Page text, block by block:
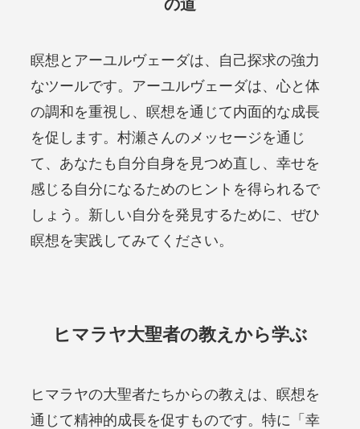
の道
瞑想とアーユルヴェーダは、自己探求の強力
なツールです。アーユルヴェーダは、心と体
の調和を重視し、瞑想を通じて内面的な成長
を促します。村瀬さんのメッセージを通じ
て、あなたも自分自身を見つめ直し、幸せを
感じる自分になるためのヒントを得られるで
しょう。新しい自分を発見するために、ぜひ
瞑想を実践してみてください。
ヒマラヤ大聖者の教えから学ぶ
ヒマラヤの大聖者たちからの教えは、瞑想を
通じて精神的成長を促すものです。特に「幸